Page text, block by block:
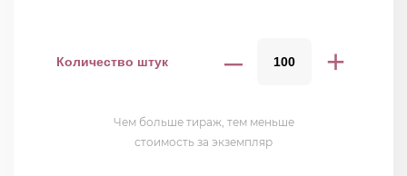
Количество штук – +
Чем больше тираж, тем меньше
стоимость за экземпляр